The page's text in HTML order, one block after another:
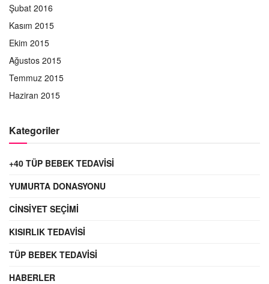
Şubat 2016
Kasım 2015
Ekim 2015
Ağustos 2015
Temmuz 2015
Haziran 2015
Kategoriler
+40 TÜP BEBEK TEDAVISI
YUMURTA DONASYONU
CINSIYET SEÇIMI
KISIRLIK TEDAVISI
TÜP BEBEK TEDAVISI
HABERLER